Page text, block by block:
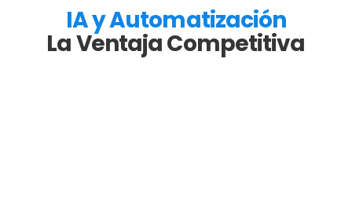
IA y Automatización
La Ventaja Competitiva